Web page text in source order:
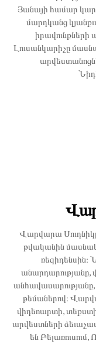
Յանայի համար
մարդկանց
իրավունքների
Լուսանկարիչը
Վարվարա
թվականին
անարդարությանը,
թեմաներով։
վիդեոարտի,
արվեստների
են Բելառուսում,